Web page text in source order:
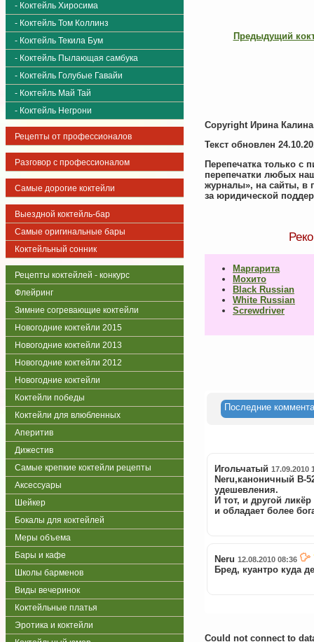
- Коктейль Хиросима
- Коктейль Том Коллинз
- Коктейль Текила Бум
- Коктейль Пылающая самбука
- Коктейль Голубые Гавайи
- Коктейль Май Тай
- Коктейль Негрони
Рецепты от профессионалов
Разговор с профессионалом
Самые дорогие коктейли
Выездной коктейль-бар
Самые оригинальные бары
Коктейльный сонник
Рецепты коктейлей - конкурс
Флейринг
Зимние согревающие коктейли
Новогодние коктейли 2015
Новогодние коктейли 2013
Новогодние коктейли 2012
Новогодние коктейли
Коктейли победы
Коктейли для влюбленных
Аперитив
Дижестив
Самые крепкие коктейли рецепты
Аксессуары
Шейкер
Бокалы для коктейлей
Меры объема
Бары и кафе
Школы барменов
Виды вечеринок
Коктейльные платья
Эротика и коктейли
Предыдущий
Copyright Ирина
Текст обновлен
Перепечатка только с
перепечатки любых
журналы», на сайты, в
за юридической
Маргарита
Мохито
Black Russian
White Russian
Screwdriver
Последние
Игольчатый 17.09.2010
Neru,каноничный B-
удешевления.
И тот, и другой
и обладает более
Neru 12.08.2010 08:36
Бред, куантро куда
Could not connect to